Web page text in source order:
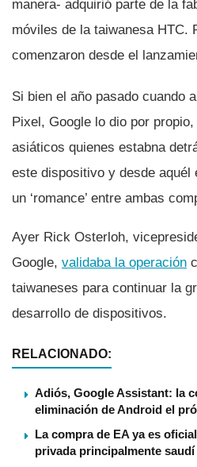
manera- adquirió parte de la
móviles de la taiwanesa HTC.
comenzaron desde el
Si bien el año pasado cuando
Pixel, Google lo dio por
asiáticos quienes estabna
este dispositivo y desde aquél
un ‘romance’ entre ambas
Ayer Rick Osterloh,
Google, validaba la operación
taiwaneses para continuar la
desarrollo de dispositivos.
RELACIONADO:
Adiós, Google Assistant: la
eliminación de Android el
La compra de EA ya es
privada principalmente saudí